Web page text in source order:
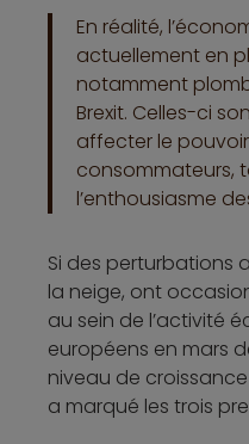
En réalité,
actuellement en
notamment
Brexit. Celles-ci
affecter le
consommateurs,
l’enthousiasme
Si des perturbations
la neige, ont
au sein de l’activité
européens en mars
niveau de
a marqué les trois